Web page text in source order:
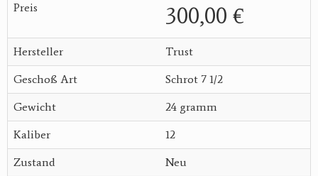
Preis 300,00 €
Hersteller Trust
Geschoß Art Schrot 7 1/2
Gewicht 24 gramm
Kaliber 12
Zustand Neu